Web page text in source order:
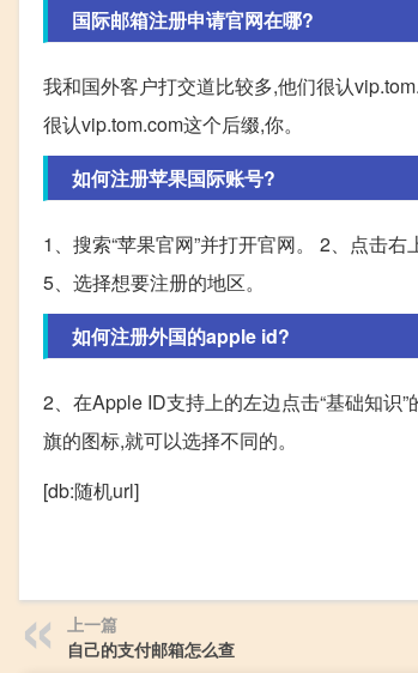
国际邮箱注册申请官网在哪?
我和国外客户打交道比较多,他们很认
很认vip.tom.com这个后缀,你。
如何注册苹果国际账号?
1、搜索“苹果官网”并打开官网。 2、点击右
5、选择想要注册的地区。
如何注册外国的apple id?
2、在Apple ID支持上的左边点击“基础知识
旗的图标,就可以选择不同的。
[db:随机url]
上一篇
自己的支付邮箱怎么查